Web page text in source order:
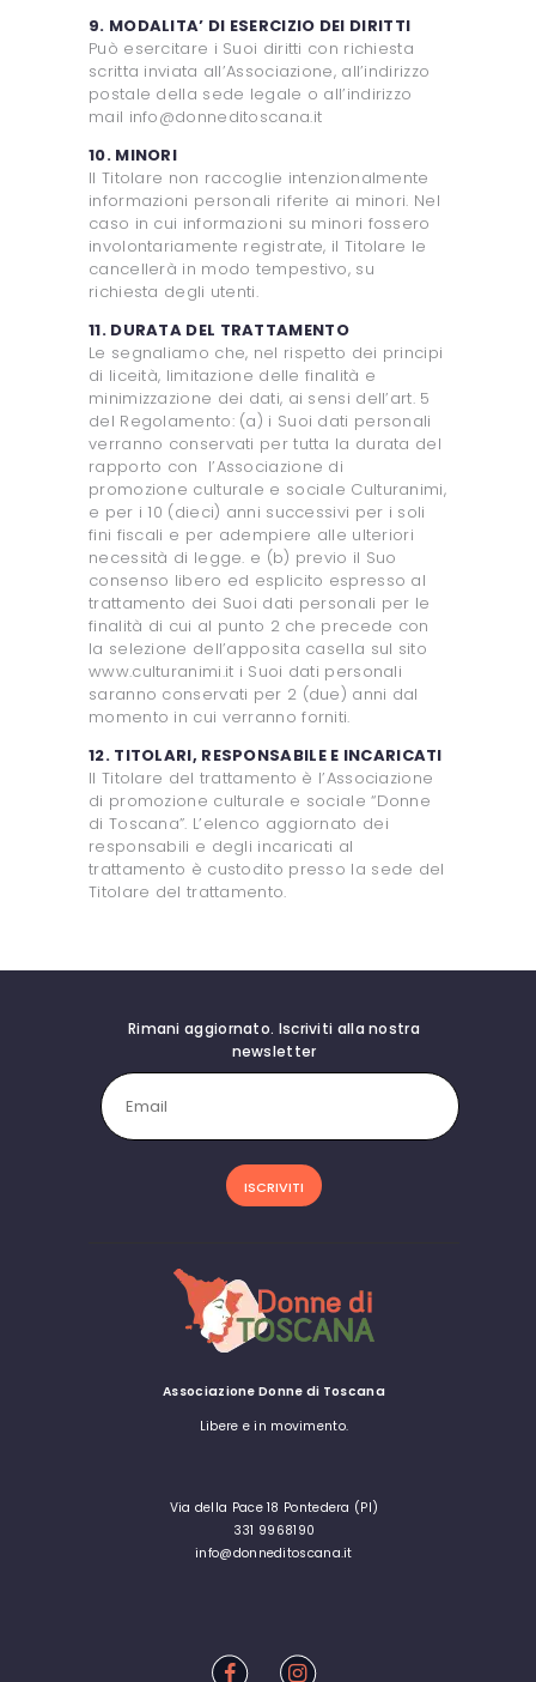
9. MODALITA’ DI ESERCIZIO DEI DIRITTI
Può esercitare i Suoi diritti con richiesta
scritta inviata all’Associazione, all’indirizzo
postale della sede legale o all’indirizzo
mail info@donneditoscana.it
10. MINORI
Il Titolare non raccoglie intenzionalmente
informazioni personali riferite ai minori. Nel
caso in cui informazioni su minori fossero
involontariamente registrate, il Titolare le
cancellerà in modo tempestivo, su
richiesta degli utenti.
11. DURATA DEL TRATTAMENTO
Le segnaliamo che, nel rispetto dei principi
di liceità, limitazione delle finalità e
minimizzazione dei dati, ai sensi dell’art. 5
del Regolamento: (a) i Suoi dati personali
verranno conservati per tutta la durata del
rapporto con l’Associazione di
promozione culturale e sociale Culturanimi,
e per i 10 (dieci) anni successivi per i soli
fini fiscali e per adempiere alle ulteriori
necessità di legge. e (b) previo il Suo
consenso libero ed esplicito espresso al
trattamento dei Suoi dati personali per le
finalità di cui al punto 2 che precede con
la selezione dell’apposita casella sul sito
www.culturanimi.it i Suoi dati personali
saranno conservati per 2 (due) anni dal
momento in cui verranno forniti.
12. TITOLARI, RESPONSABILE E INCARICATI
Il Titolare del trattamento è l’Associazione
di promozione culturale e sociale “Donne
di Toscana”. L’elenco aggiornato dei
responsabili e degli incaricati al
trattamento è custodito presso la sede del
Titolare del trattamento.
Rimani aggiornato. Iscriviti alla nostra
newsletter
Associazione Donne di Toscana
Libere e in movimento.
Via della Pace 18 Pontedera (PI)
331 9968190
info@donneditoscana.it